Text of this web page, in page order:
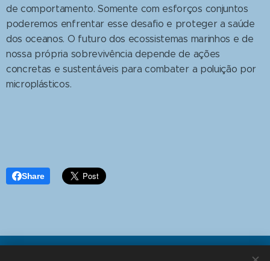
de comportamento. Somente com esforços conjuntos
poderemos enfrentar esse desafio e proteger a saúde
dos oceanos. O futuro dos ecossistemas marinhos e de
nossa própria sobrevivência depende de ações
concretas e sustentáveis para combater a poluição por
microplásticos.
Share